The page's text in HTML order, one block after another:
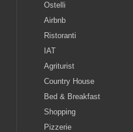
Ostelli
Airbnb
Ristoranti
IAT
Agriturist
Country House
Bed & Breakfast
Shopping
Pizzerie